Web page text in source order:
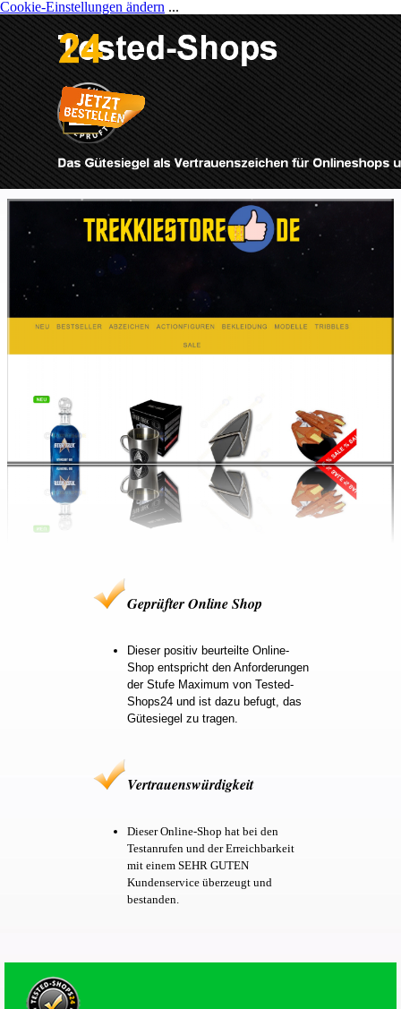
Cookie-Einstellungen ändern ...
Direkt zum Seiteninhalt
Menü überspringen
Geprüfter Online Shop
Dieser positiv beurteilte Online-
Shop entspricht den Anforderungen
der Stufe Maximum von Tested-
Shops24 und ist dazu befugt, das
Gütesiegel zu tragen.
Vertrauenswürdigkeit
Dieser Online-Shop hat bei den
Testanrufen und der Erreichbarkeit
mit einem SEHR GUTEN
Kundenservice überzeugt und
bestanden.